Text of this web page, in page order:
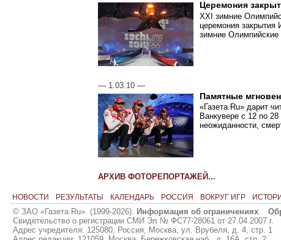
Церемония
XXI зимние
церемония
зимние Олимпийские
— 1.03.10 —
Памятные
«Газета.Ru» дарит
Ванкувере с 12 по
неожиданности,
АРХИВ ФОТОРЕПОРТАЖЕЙ...
НОВОСТИ РЕЗУЛЬТАТЫ КАЛЕНДАРЬ РОССИЯ ВОКРУГ ИГР
© ЗАО «Газета.Ru». (1999-2026). Информация об ограничениях.
Свидетельство о регистрации СМИ Эл № ФС77-28061 от 27.04.2007 г.
Адрес учредителя: 125080, Россия, Москва, ул. Врубеля, д. 4, стр. 1